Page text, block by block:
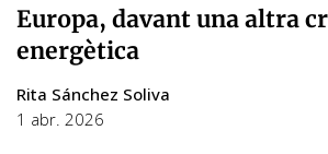
Europa, davant una altra
energètica
Rita Sánchez Soliva
1 abr. 2026